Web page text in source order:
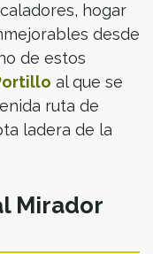
hogar
desde
de estos
al que se
ruta de
ladera de la
Mirador